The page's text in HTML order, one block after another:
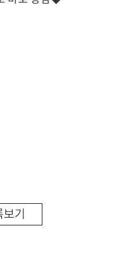
기